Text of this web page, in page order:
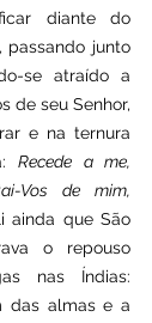
diante do
passando junto
se atraído a
de seu Senhor,
e na ternura
Recede a me,
Vos de mim,
ainda que São
o repouso
nas Índias:
das almas e a